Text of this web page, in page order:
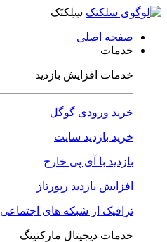
سِلِکتَک
صفحه اصلی
خدمات
خدمات افزایش بازدید
خرید ورودی گوگل
خرید بازدید سایت
بازدید با آی پی خارج
افزایش بازدید رپورتاژ
ترافیک از شبکه های اجتماعی
خدمات دیجیتال مارکتینگ